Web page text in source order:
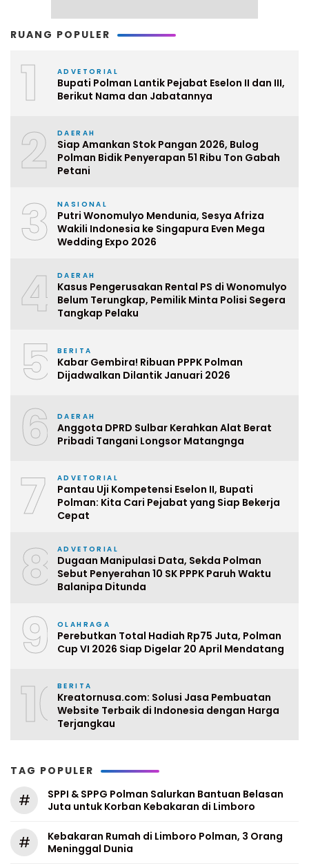
RUANG POPULER
1 ADVETORIAL
Bupati Polman Lantik Pejabat Eselon II dan III,
Berikut Nama dan Jabatannya
2 DAERAH
Siap Amankan Stok Pangan 2026, Bulog
Polman Bidik Penyerapan 51 Ribu Ton Gabah
Petani
3 NASIONAL
Putri Wonomulyo Mendunia, Sesya Afriza
Wakili Indonesia ke Singapura Even Mega
Wedding Expo 2026
4 DAERAH
Kasus Pengerusakan Rental PS di Wonomulyo
Belum Terungkap, Pemilik Minta Polisi Segera
Tangkap Pelaku
5 BERITA
Kabar Gembira! Ribuan PPPK Polman
Dijadwalkan Dilantik Januari 2026
6 DAERAH
Anggota DPRD Sulbar Kerahkan Alat Berat
Pribadi Tangani Longsor Matangnga
7 ADVETORIAL
Pantau Uji Kompetensi Eselon II, Bupati
Polman: Kita Cari Pejabat yang Siap Bekerja
Cepat
8 ADVETORIAL
Dugaan Manipulasi Data, Sekda Polman
Sebut Penyerahan 10 SK PPPK Paruh Waktu
Balanipa Ditunda
9 OLAHRAGA
Perebutkan Total Hadiah Rp75 Juta, Polman
Cup VI 2026 Siap Digelar 20 April Mendatang
10BERITA
Kreatornusa.com: Solusi Jasa Pembuatan
Website Terbaik di Indonesia dengan Harga
Terjangkau
TAG POPULER
#
SPPI & SPPG Polman Salurkan Bantuan Belasan
Juta untuk Korban Kebakaran di Limboro
#
Kebakaran Rumah di Limboro Polman, 3 Orang
Meninggal Dunia